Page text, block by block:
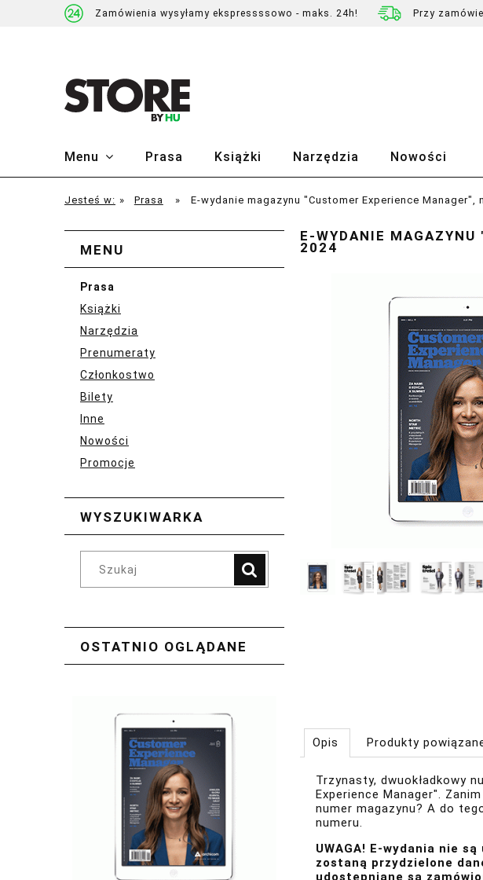
Zamówienia wysyłamy ekspressssowo - maks. 24h! Przy
Menu Prasa Książki Narzędzia Nowości
Jesteś w: » Prasa » E-wydanie magazynu "Customer Experience Manager",
MENU
Prasa
Książki
Narzędzia
Prenumeraty
Członkostwo
Bilety
Inne
Nowości
Promocje
WYSZUKIWARKA
OSTATNIO OGLĄDANE
E-WYDANIE
2024
Opis Produkty
Trzynasty, dwuokładkowy
Experience Manager".
numer magazynu? A do
numeru.
UWAGA! E-wydania nie
zostaną przydzielone
udostępniane są